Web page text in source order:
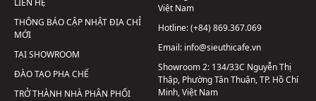
LIÊN HỆ
THÔNG BÁO CẬP NHẬT ĐỊA CHỈ
MỚI
TẠI SHOWROOM
ĐÀO TẠO PHA CHẾ
TRỞ THÀNH NHÀ PHÂN PHỐI
Việt Nam
Hotline:(+84) 869.367.069
Email: info@sieuthicafe.vn
Showroom 2: 134/33C Nguyễn Thị
Thập, Phường Tân Thuận, TP. Hồ Chí
Minh, Việt Nam